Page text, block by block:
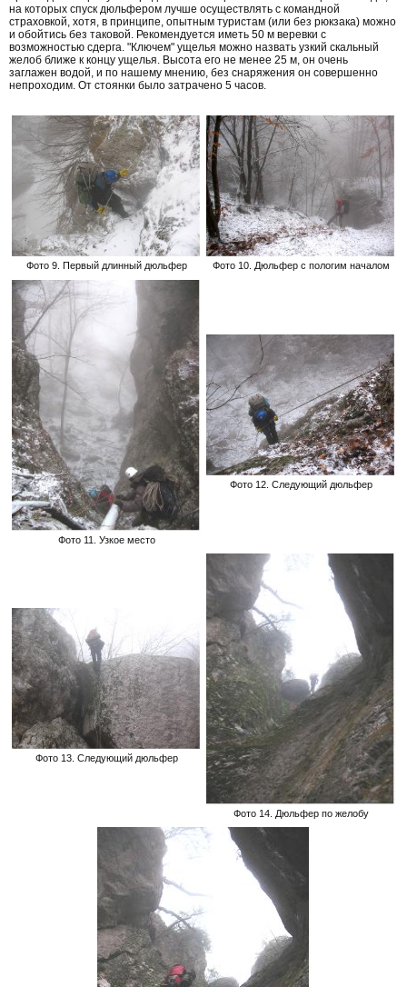
на которых спуск дюльфером лучше осуществлять с командной
страховкой, хотя, в принципе, опытным туристам (или без рюкзака) можно
и обойтись без таковой. Рекомендуется иметь 50 м веревки с
возможностью сдерга. "Ключем" ущелья можно назвать узкий скальный
желоб ближе к концу ущелья. Высота его не менее 25 м, он очень
заглажен водой, и по нашему мнению, без снаряжения он совершенно
непроходим. От стоянки было затрачено 5 часов.
Фото 9. Первый длинный дюльфер Фото 10. Дюльфер с пологим началом
Фото 11. Узкое место
Фото 12. Следующий дюльфер
Фото 13. Следующий дюльфер
Фото 14. Дюльфер по желобу